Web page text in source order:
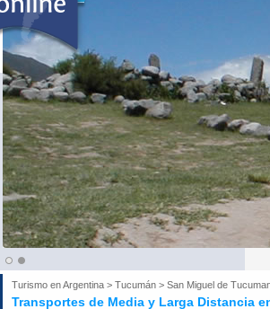
Turismo enArgentina > Tucumán > San Miguel de
Transportes de Media y Larga Distancia